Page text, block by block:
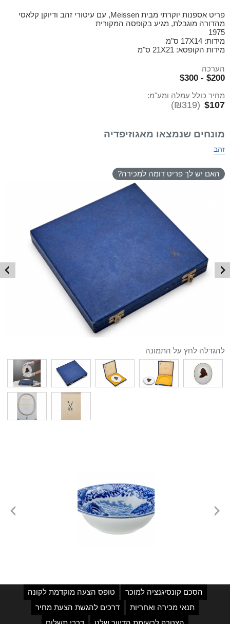
פריט אספנות יוקרתי מבית Meissen, עם עיטורי זהב ודיוקן קלאסי
מהדורה מוגבלת, מגיע בקופסה המקורית
1975
מידות: 17X14 ס"מ
מידות הקופסא: 21X21 ס"מ
הערכה
$200 - $300
מחיר כולל עמלה ומע"מ:
$107
(₪319)
מונחים שנמצאו מאגוזיפדיה
זהב
האם יש לך פריט דומה למכירה?
להגדלה לחץ על התמונה
הסכם קונסיגנציה למוכר
טופס הצעה מוקדמת לקונה
תנאי מכירה ואחריות
דרכים להגשת הצעת מחיר